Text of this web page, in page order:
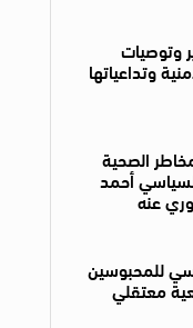
وتوصيات
وتداعياتها
الصحية
أحمد
عنه
للمحبوسين
معتقلي